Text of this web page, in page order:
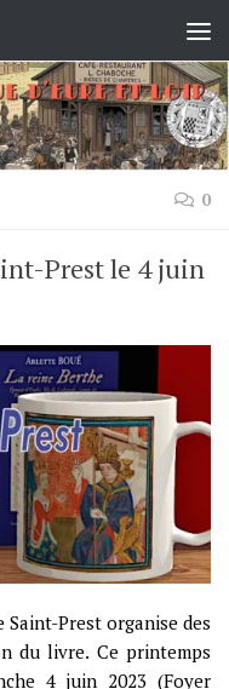
0
Prest le 4 juin
Saint-Prest organise des
du livre. Ce printemps
4 juin 2023 (Foyer